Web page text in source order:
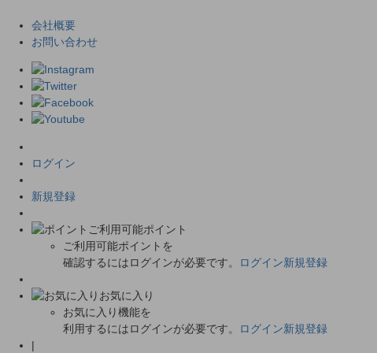
会社概要
お問い合わせ
ログイン
新規登録
ご利用可能ポイント
ご利用可能ポイントを
確認するにはログインが必要です。
ログイン新規登録
お気に入り
お気に入り機能を
利用するにはログインが必要です。
ログイン新規登録
|